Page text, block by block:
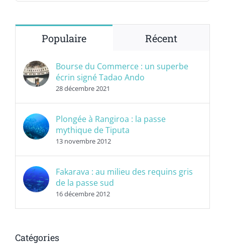
Populaire Récent
Bourse du Commerce : un superbe
écrin signé Tadao Ando
28 décembre 2021
Plongée à Rangiroa : la passe
mythique de Tiputa
13 novembre 2012
Fakarava : au milieu des requins gris
de la passe sud
16 décembre 2012
Catégories